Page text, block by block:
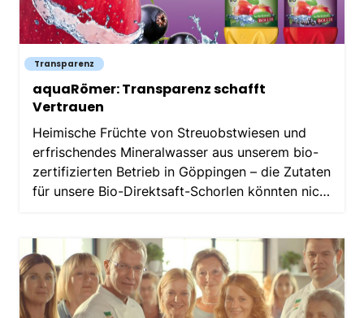
Transparenz
aquaRömer: Transparenz schafft
Vertrauen
Heimische Früchte von Streuobstwiesen und
erfrischendes Mineralwasser aus unserem bio-
zertifizierten Betrieb in Göppingen – die Zutaten
für unsere Bio-Direktsaft-Schorlen könnten nicht